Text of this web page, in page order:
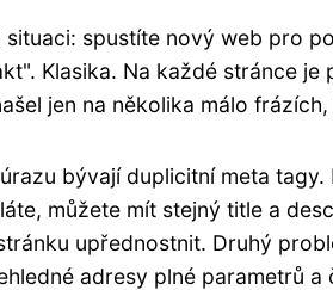
situaci: spustíte nový web pro
Klasika. Na každé stránce
jen na několika málo
bývají duplicitní meta
můžete mít stejný title a
upřednostnit. Druhý
adresy plné parametrů